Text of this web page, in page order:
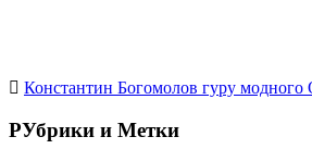
Константин Богомолов гуру модного
РУбрики и Метки